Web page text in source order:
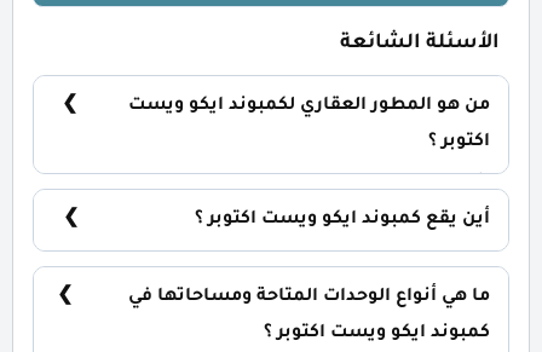
الأسئلة الشائعة
من هو المطور العقاري لكمبوند ايكو ويست
اكتوبر ؟
Developments.
أين يقع كمبوند ايكو ويست اكتوبر ؟
أكتوبر أمام مول مصر بصورة مباشرة.
ما هي أنواع الوحدات المتاحة ومساحاتها في
كمبوند ايكو ويست اكتوبر ؟